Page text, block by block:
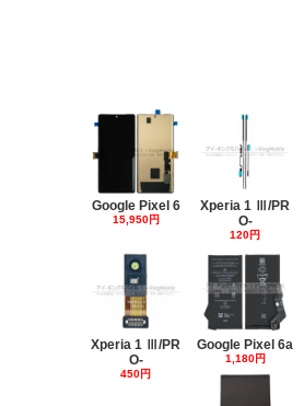
Google Pixel 6
15,950円
Xperia 1 Ⅲ/PR
O-
120円
Xperia 1 Ⅲ/PR
O-
450円
Google Pixel 6a
1,180円